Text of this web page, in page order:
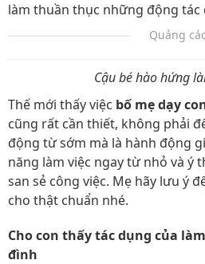
làm thuần thục những động tác
Quảng
Cậu bé hào hứng
Thế mới thấy việc bố mẹ dạy
cũng rất cần thiết, không phải
động từ sớm mà là hành động
năng làm việc ngay từ nhỏ và ý
san sẻ công việc. Mẹ hãy lưu ý
cho thật chuẩn nhé.
Cho con thấy tác dụng của
đình